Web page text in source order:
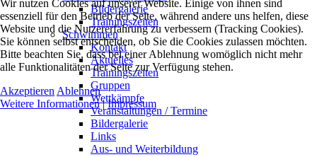
Bildergalerie
Trainingszeiten
Schwimmen
Kontakt
Aktuelles
Trainingszeiten
Gruppen
Wettkämpfe
Veranstaltungen / Termine
Bildergalerie
Links
Aus- und Weiterbildung
Wir nutzen Cookies auf unserer Website. Einige von ihnen sind
essenziell für den Betrieb der Seite, während andere uns helfen, diese
Website und die Nutzererfahrung zu verbessern (Tracking Cookies).
Sie können selbst entscheiden, ob Sie die Cookies zulassen möchten.
Bitte beachten Sie, dass bei einer Ablehnung womöglich nicht mehr
alle Funktionalitäten der Seite zur Verfügung stehen.
Akzeptieren Ablehnen
Weitere Informationen|Impressum